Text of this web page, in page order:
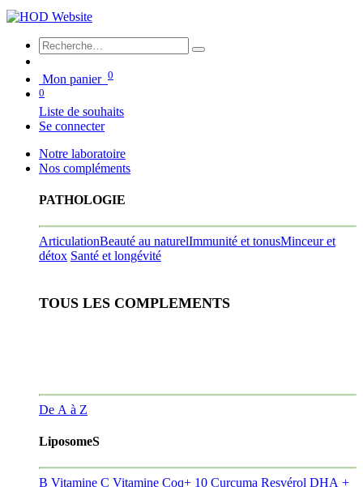
Mon panier 0
0
Liste de souhaits
Se connecter
Notre laboratoire
Nos compléments
PATHOLOGIE
ArticulationBeauté au naturelImmunité et tonusMinceur et
détox Santé et longévité
TOUS LES COMPLEMENTS
De A à Z
LiposomeS
B Vitamine C Vitamine Coq+ 10 Curcuma Resvérol DHA +